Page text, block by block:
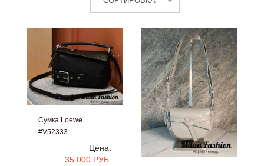
Сумка Loewe
#V52333
Цена:
35 000 РУБ.